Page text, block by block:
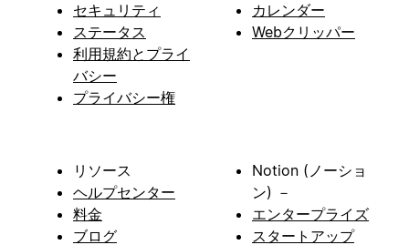
セキュリティ
ステータス
利用規約とプライ
バシー
プライバシー権
カレンダー
Webクリッパー
リソース
ヘルプセンター
料金
ブログ
Notion (ノーショ
ン) －
エンタープライズ
スタートアップ